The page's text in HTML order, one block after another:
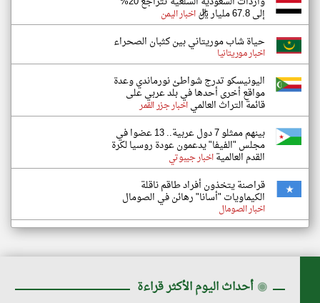
إلى 67.8 مليار ريال اخبار اليمن
حياة شاب موريتاني بين كثبان الصحراء
اخبار موريتانيا
اليونيسكو تدرج شواطئ نورماندي وعدة
مواقع أخرى أحدها في بلد عربي على
قائمة التراث العالمياخبار جزر القمر
بينهم ممثلو 7 دول عربية.. 13 عضوا في
مجلس "الفيفا" يدعمون عودة روسيا لكرة
القدم العالميةاخبار جيبوتي
قراصنة يتخذون أفراد طاقم ناقلة
الكيماويات "أسانا" رهائن في الصومال
اخبار الصومال
◉ أحداث اليوم الأكثر قراءة